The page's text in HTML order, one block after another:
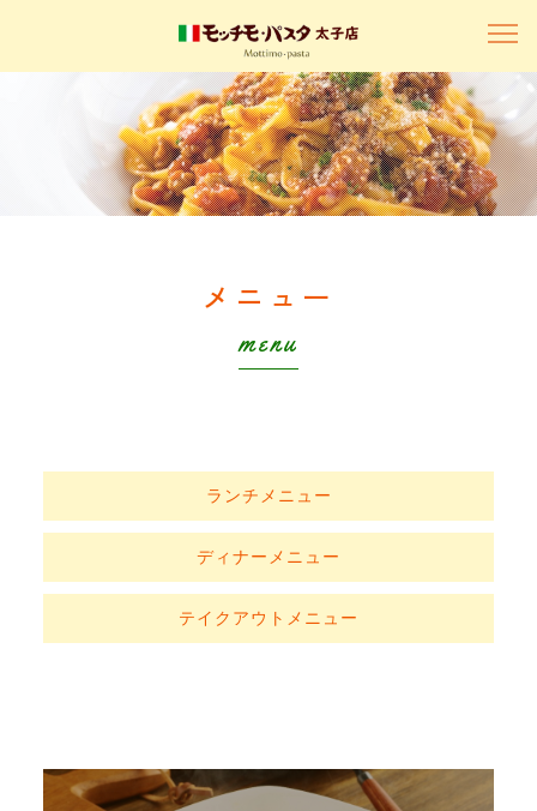
メニュー
menu
ランチメニュー
ディナーメニュー
テイクアウトメニュー